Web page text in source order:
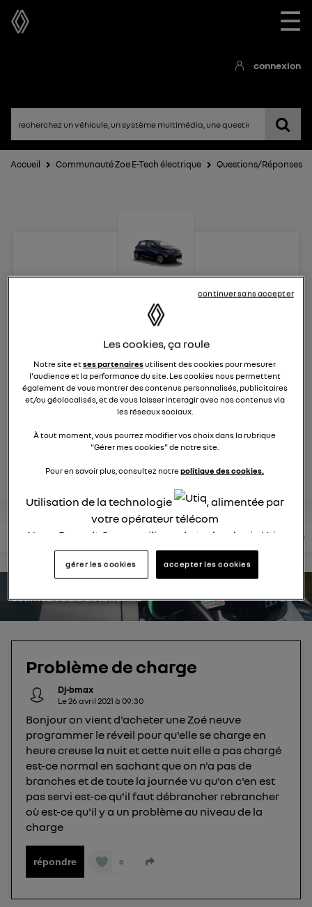
☰
connexion
Accueil Communauté Zoe E-Tech électrique Questions/Réponses
Zoe E-Tech électrique
membres
la voiture citadine électrique qui ne change rien à votre
quotidien et ça change tout
rejoignez
lire les questions lire les articles consultez votre notice
estimez votre autonomie
Problème de charge
Dj-bmax
Le26 avril 2021 à 09:30
Bonjour on vient d'acheter une Zoé neuve
programmer le réveil pour qu'elle se charge en
heure creuse la nuit et cette nuit elle a pas chargé
est-ce normal en sachant que on n'a pas de
branches et de toute la journée vu qu'on c'en est
pas servi est-ce qu'il faut débrancher rebrancher
où est-ce qu'il y a un problème au niveau de la
charge
répondre 0
Les cookies, ça roule
Notre site etses partenairesutilisent des cookies pour mesurer
l'audience et la performance du site. Les cookies nous permettent
également de vous montrer des contenus personnalisés, publicitaires
et/ou géolocalisés, et de vous laisser interagir avec nos contenus via
les réseaux sociaux.
À tout moment, vous pourrez modifier vos choix dans la rubrique
"Gérer mes cookies" de notre site.
Pour en savoir plus, consultez notrepolitique des cookies.
Utilisation de la technologie
, alimentée par
votre opérateur télécom
Nous, Renault Group, utilisons la technologie Utiq
pour nos activités digitales (telles que décrites
dans cette notice de consentement) et liées à
utilisez une connexion internet fournie parun
opérateur télécom participantet que vous
protection de vos données personnelles en vous
offrant choix et contrôle.
Elle utilise un identifiant créé par votre opérateur
télécom basé sur votre adresse IP et une référence
de votre contrat internet (ex : votre numéro de
téléphone).
L'identifiant est associé à votre connexion
internet. Ainsi, toutes les personnes utilisant la
même connexion et ayant consenties se verront
attribuer le même identifiant. En général :
Pour une
sur la navigation des membres du foyer ayant consentis.
Pour une
connexion mobile, la personnalisation sera basée
uniquement sur la navigation de l'utilisateur du mobile.
gérer les cookies accepter les cookies
continuer sans accepter